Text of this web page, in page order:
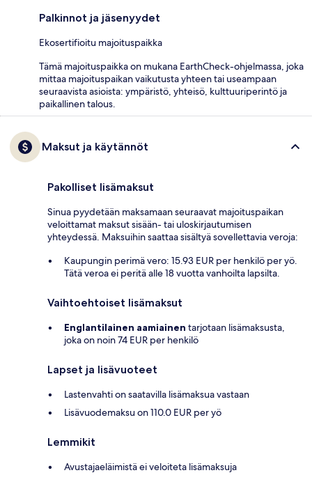
Palkinnot ja jäsenyydet
Ekosertifioitu majoituspaikka
Tämä majoituspaikka on mukana EarthCheck-ohjelmassa, joka
mittaa majoituspaikan vaikutusta yhteen tai useampaan
seuraavista asioista: ympäristö, yhteisö, kulttuuriperintö ja
paikallinen talous.
Maksut ja käytännöt
Pakolliset lisämaksut
Sinua pyydetään maksamaan seuraavat majoituspaikan
veloittamat maksut sisään- tai uloskirjautumisen
yhteydessä. Maksuihin saattaa sisältyä sovellettavia veroja:
Kaupungin perimä vero: 15.93 EUR per henkilö per yö.
Tätä veroa ei peritä alle 18 vuotta vanhoilta lapsilta.
Vaihtoehtoiset lisämaksut
Englantilainen aamiainen tarjotaan lisämaksusta,
joka on noin 74 EUR per henkilö
Lapset ja lisävuoteet
Lastenvahti on saatavilla lisämaksua vastaan
Lisävuodemaksu on 110.0 EUR per yö
Lemmikit
Avustajaeläimistä ei veloiteta lisämaksuja